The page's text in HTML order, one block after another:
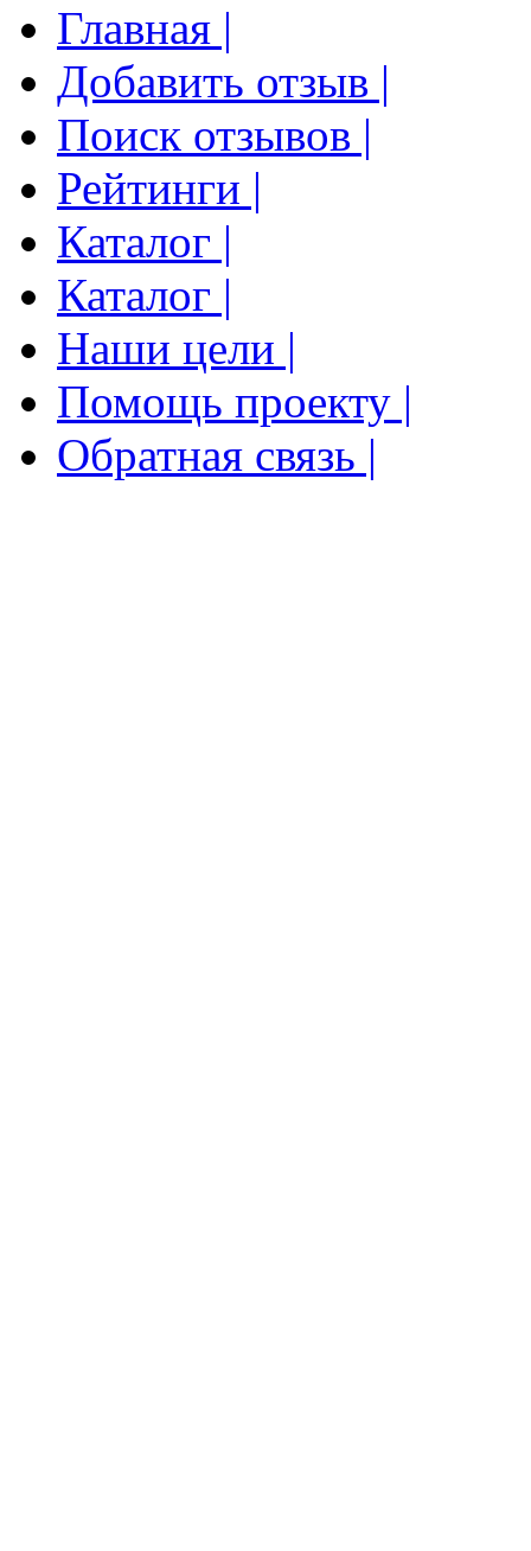
Главная |
Добавить отзыв |
Поиск отзывов |
Рейтинги |
Каталог |
Каталог |
Наши цели |
Помощь проекту |
Обратная связь |